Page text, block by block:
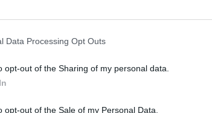
Data Processing Opt Outs
opt-out of the Sharing of my personal data.
opt-out of the Sale of my Personal Data.
στοCulturenow.gr
ΣΥΝΑΥΛΙΕΣ 2024